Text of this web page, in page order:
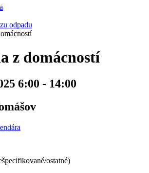
odpadu
z domácností
6:00 - 14:00
ostatné)